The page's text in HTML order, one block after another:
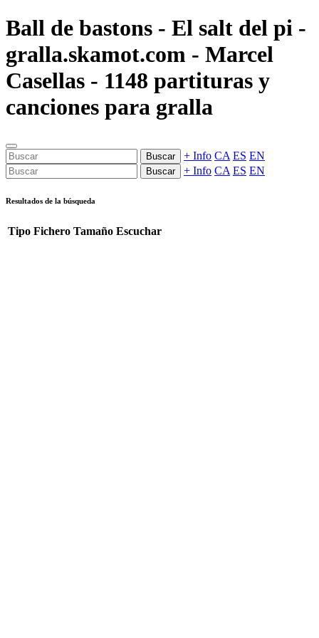
Ball de bastons - El salt del pi -
gralla.skamot.com - Marcel
Casellas - 1148 partituras y
canciones para gralla
Buscar + Info CA ES EN
Buscar + Info CA ES EN
Resultados de la búsqueda
Tipo Fichero Tamaño Escuchar